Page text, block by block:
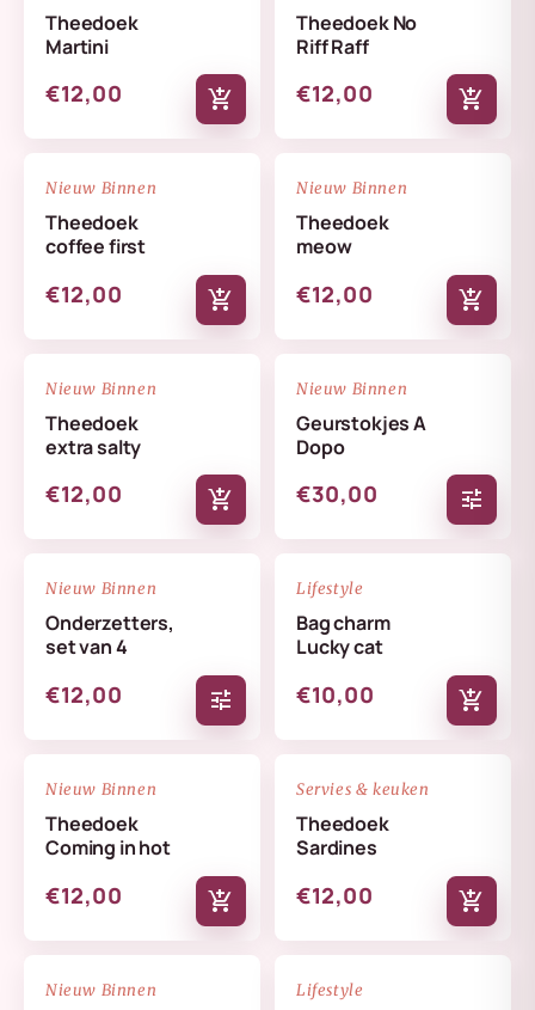
Theedoek
Martini
€12,00 add_shopping_cart
Theedoek No
Riff Raff
€12,00 add_shopping_cart
NIEUW
Nieuw Binnen
Theedoek
coffee first
€12,00 add_shopping_cart
NIEUW
Nieuw Binnen
Theedoek
meow
€12,00 add_shopping_cart
NIEUW
Nieuw Binnen
Theedoek
extra salty
€12,00 add_shopping_cart
NIEUW
Nieuw Binnen
Geurstokjes A
Dopo
€30,00 tune
NIEUW
Nieuw Binnen
Onderzetters,
set van 4
€12,00 tune
NIEUW
Lifestyle
Bag charm
Lucky cat
€10,00 add_shopping_cart
NIEUW
Nieuw Binnen
Theedoek
Coming in hot
€12,00 add_shopping_cart
NIEUW
Servies & keuken
Theedoek
Sardines
€12,00 add_shopping_cart
NIEUW
Nieuw Binnen NIEUW
Lifestyle